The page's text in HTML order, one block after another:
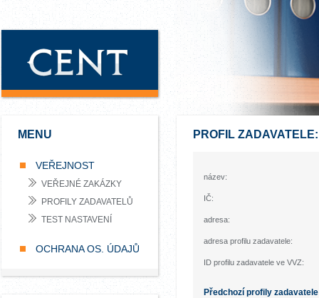
MENU
VEŘEJNOST
VEŘEJNÉ ZAKÁZKY
PROFILY ZADAVATELŮ
TEST NASTAVENÍ
OCHRANA OS. ÚDAJŮ
PROFIL
název:
IČ:
adresa:
adresa profilu zadavatele:
ID profilu zadavatele ve VVZ:
Předchozí profily